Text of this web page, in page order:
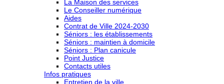
La Maison des services
Le Conseiller numérique
Aides
Contrat de Ville 2024-2030
Séniors : les établissements
Séniors : maintien à domicile
Séniors : Plan canicule
Point Justice
Contacts utiles
Infos pratiques
Entretien de la ville